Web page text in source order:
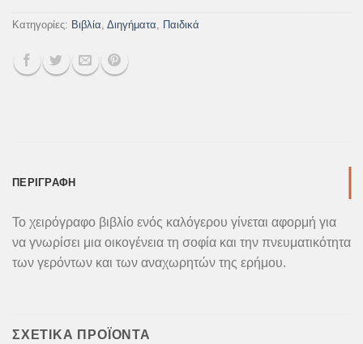
Κατηγορίες: Βιβλία, Διηγήματα, Παιδικά
ΠΕΡΙΓΡΑΦΉ
Το χειρόγραφο βιβλίο ενός καλόγερου γίνεται αφορμή για
να γνωρίσει μια οικογένεια τη σοφία και την πνευματικότητα
των γερόντων και των αναχωρητών της ερήμου.
ΣΧΕΤΙΚΆ ΠΡΟΪΌΝΤΑ